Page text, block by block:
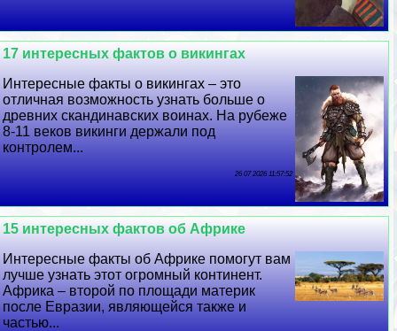
17 интересных фактов о викингах
Интересные факты о викингах – это
отличная возможность узнать больше о
древних скандинавских воинах. На рубеже
8-11 веков викинги держали под
контролем...
26 07 2026 11:57:52
15 интересных фактов об Африке
Интересные факты об Африке помогут вам
лучше узнать этот огромный континент.
Африка – второй по площади материк
после Евразии, являющейся также и
частью...